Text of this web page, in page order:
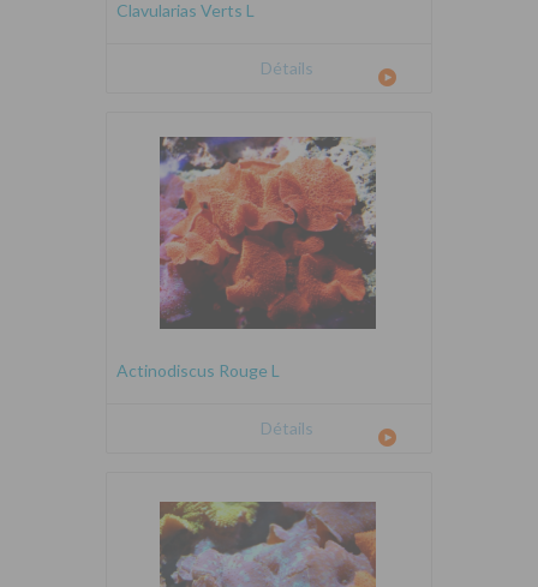
Clavularias Verts L
Détails
Actinodiscus Rouge L
Détails